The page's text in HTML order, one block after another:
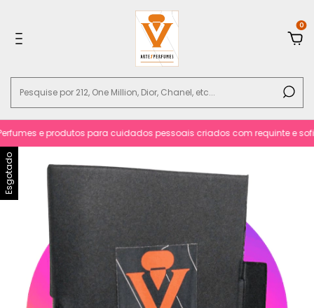
0
e produtos para cuidados pessoais criados com requinte e
Esgotado